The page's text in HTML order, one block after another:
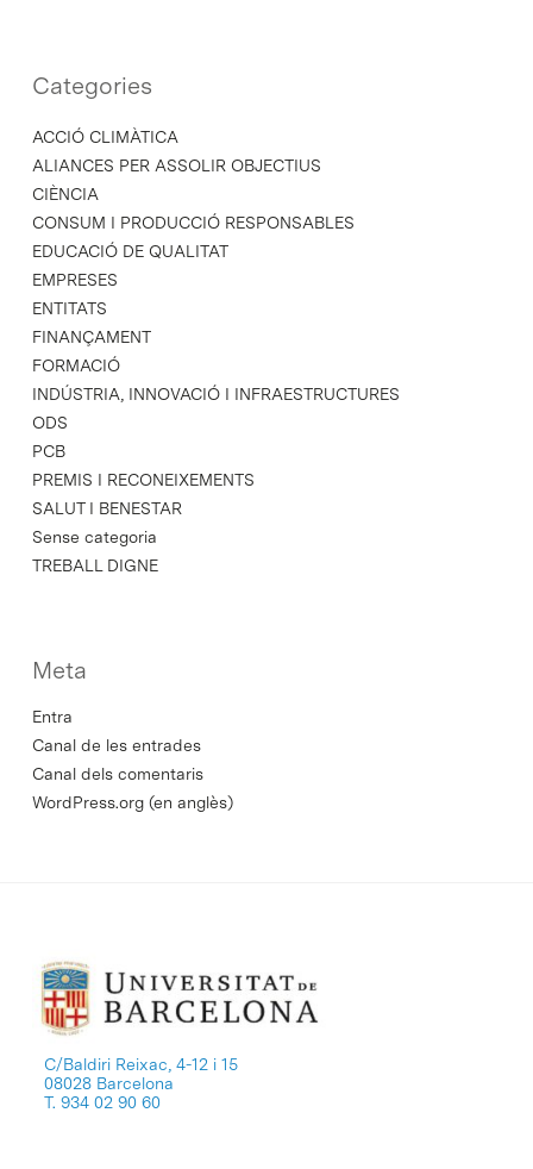
Categories
ACCIÓ CLIMÀTICA
ALIANCES PER ASSOLIR OBJECTIUS
CIÈNCIA
CONSUM I PRODUCCIÓ RESPONSABLES
EDUCACIÓ DE QUALITAT
EMPRESES
ENTITATS
FINANÇAMENT
FORMACIÓ
INDÚSTRIA, INNOVACIÓ I INFRAESTRUCTURES
ODS
PCB
PREMIS I RECONEIXEMENTS
SALUT I BENESTAR
Sense categoria
TREBALL DIGNE
Meta
Entra
Canal de les entrades
Canal dels comentaris
WordPress.org (en anglès)
C/Baldiri Reixac, 4-12 i 15
08028 Barcelona
T. 934 02 90 60